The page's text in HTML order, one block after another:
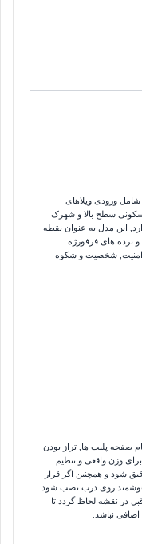
شامل ورودی ویلاهای
سطح بالا و شهرک
این مدل به عنوان نقطه
و نرده های فرفورژه
امنیت, شخصیت و شکوه
صفحه پلیت ها, تراز بودن
وزن واقعی و تنظیم
شود و همچنین اگر قرار
روی درب نصب شود
در نقشه لحاظ گردد تا
نباشد.